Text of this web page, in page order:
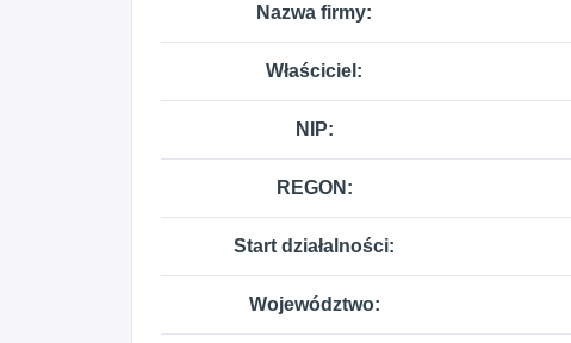
Nazwa firmy:
Właściciel:
NIP:
REGON:
Start działalności:
Województwo: